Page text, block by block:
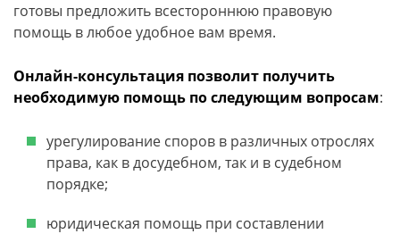
готовы предложить всестороннюю правовую
помощь в любое удобное вам время.
Онлайн-консультация позволит получить
необходимую помощь по следующим вопросам:
урегулирование споров в различных отрослях
права, как в досудебном, так и в судебном
порядке;
юридическая помощь при составлении